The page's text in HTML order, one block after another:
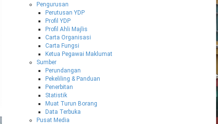
Pengurusan
Perutusan YDP
Profil YDP
Profil Ahli Majlis
Carta Organisasi
Carta Fungsi
Ketua Pegawai Maklumat
Sumber
Perundangan
Pekeliling & Panduan
Penerbitan
Statistik
Muat Turun Borang
Data Terbuka
Pusat Media